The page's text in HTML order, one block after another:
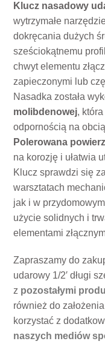
Klucz nasadowy
wytrzymałe
dokręcania dużych
sześciokątnemu
chwyt elementu
zapieczonymi lub
Nasadka została
molibdenowej,
odpornością na
Polerowana
na korozję i ułatwia
Klucz sprawdzi się
warsztatach
jak i w
użycie solidnych i
elementami
Zapraszamy do
udarowy 1/2′ długi
z pozostałymi
również do założenia
korzystać z
naszych mediów